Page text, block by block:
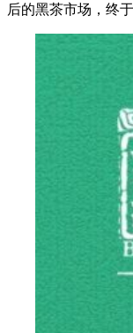
后的黑茶市场，终